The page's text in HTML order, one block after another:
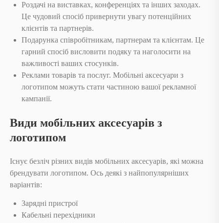
Роздачі на виставках, конференціях та інших заходах.
Це чудовий спосіб привернути увагу потенційних
клієнтів та партнерів.
Подарунка співробітникам, партнерам та клієнтам. Це
гарний спосіб висловити подяку та наголосити на
важливості ваших стосунків.
Реклами товарів та послуг. Мобільні аксесуари з
логотипом можуть стати частиною вашої рекламної
кампанії.
Види мобільних аксесуарів з
логотипом
Існує безліч різних видів мобільних аксесуарів, які можна
брендувати логотипом. Ось деякі з найпопулярніших
варіантів:
Зарядні пристрої
Кабельні перехідники